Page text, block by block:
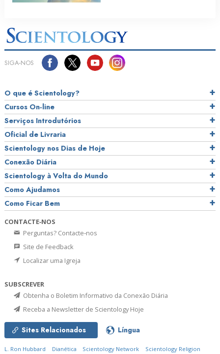
SIGA‑NOS
O que é Scientology?
Cursos On‑line
Serviços Introdutórios
Oficial de Livraria
Scientology nos Dias de Hoje
Conexão Diária
Scientology à Volta do Mundo
Como Ajudamos
Como Ficar Bem
CONTACTE‑NOS
Perguntas? Contacte‑nos
Site de Feedback
Localizar uma Igreja
SUBSCREVER
Obtenha o Boletim Informativo da Conexão Diária
Receba a Newsletter de Scientology Hoje
Sites Relacionados Língua
L. Ron Hubbard Dianética Scientology Network Scientology Religion